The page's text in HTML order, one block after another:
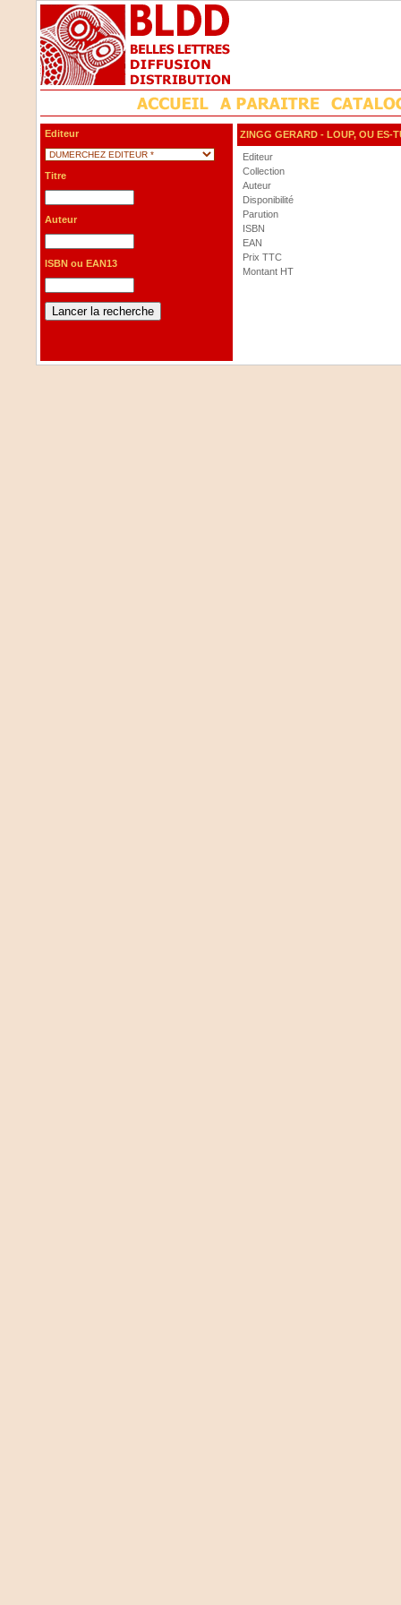
Editeur
Titre
Auteur
ISBN ou EAN13
ZINGG GERARD - LOUP, OU ES-
Editeur
Collection
Auteur
Disponibilité
Parution
ISBN
EAN
Prix TTC
Montant HT